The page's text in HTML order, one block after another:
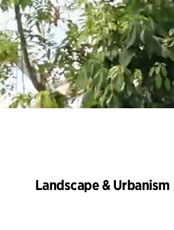
Landscape & Urbanism